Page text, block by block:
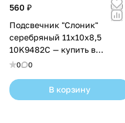
560 ₽
Подсвечник "Слоник"
серебряный 11х10х8,5
10K9482C — купить в
Ставрополе с доставкой
0 0
В корзину